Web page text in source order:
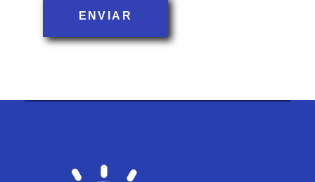
ENVIAR